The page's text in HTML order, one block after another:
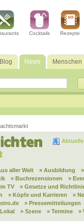
Cocktails Rezepte
Blog News Menschen
aller Welt » Ausbildung
» Buchrezensionen
»
TV
» Gesetze und
» Köpfe und Karrieren
»
» Pressemitteilungen
» Szene » Termine »